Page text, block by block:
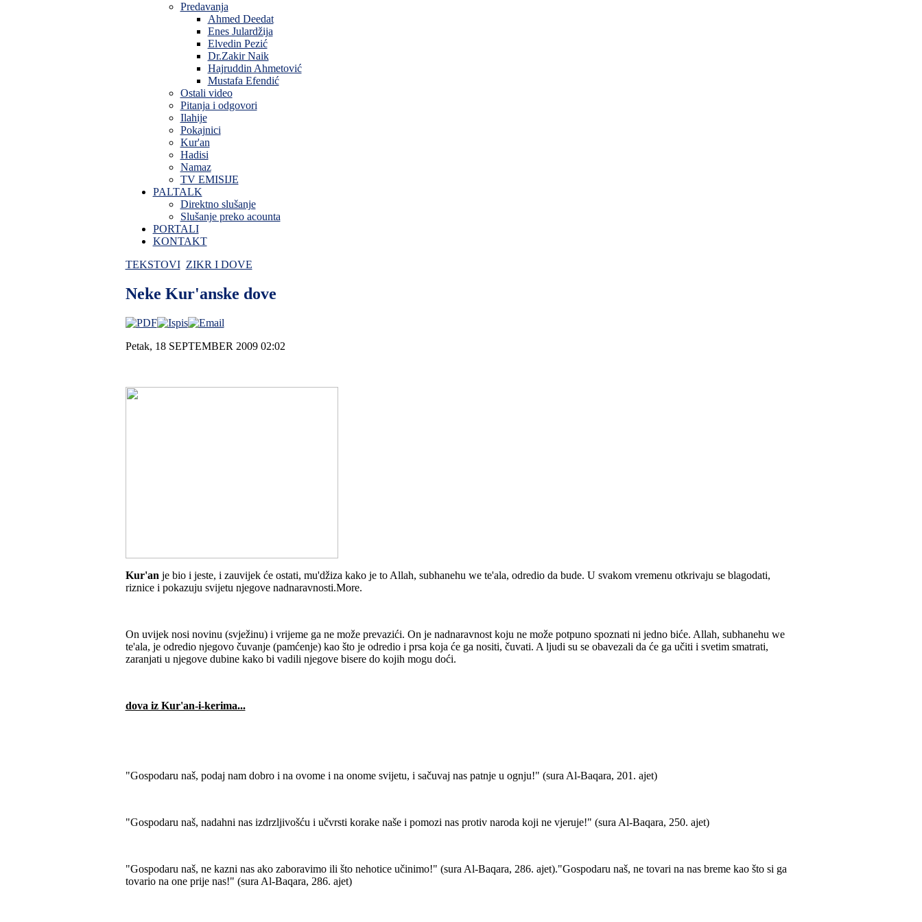
Predavanja
Ahmed Deedat
Enes Julardžija
Elvedin Pezić
Dr.Zakir Naik
Hajruddin Ahmetović
Mustafa Efendić
Ostali video
Pitanja i odgovori
Ilahije
Pokajnici
Kur'an
Hadisi
Namaz
TV EMISIJE
PALTALK
Direktno slušanje
Slušanje preko acounta
PORTALI
KONTAKT
TEKSTOVI ZIKR I DOVE
Neke Kur'anske dove
Petak, 18 SEPTEMBER 2009 02:02
Kur'an je bio i jeste, i zauvijek će ostati, mu'džiza kako je to Allah, subhanehu we te'ala, odredio da bude. U svakom vremenu otkrivaju se blagodati,
riznice i pokazuju svijetu njegove nadnaravnosti.More.
On uvijek nosi novinu (svježinu) i vrijeme ga ne može prevazići. On je nadnaravnost koju ne može potpuno spoznati ni jedno biće. Allah, subhanehu we
te'ala, je odredio njegovo čuvanje (pamćenje) kao što je odredio i prsa koja će ga nositi, čuvati. A ljudi su se obavezali da će ga učiti i svetim smatrati,
zaranjati u njegove dubine kako bi vadili njegove bisere do kojih mogu doći.
dova iz Kur'an-i-kerima...
"Gospodaru naš, podaj nam dobro i na ovome i na onome svijetu, i sačuvaj nas patnje u ognju!" (sura Al-Baqara, 201. ajet)
"Gospodaru naš, nadahni nas izdrzljivošću i učvrsti korake naše i pomozi nas protiv naroda koji ne vjeruje!" (sura Al-Baqara, 250. ajet)
"Gospodaru naš, ne kazni nas ako zaboravimo ili što nehotice učinimo!" (sura Al-Baqara, 286. ajet)."Gospodaru naš, ne tovari na nas breme kao što si ga
tovario na one prije nas!" (sura Al-Baqara, 286. ajet)